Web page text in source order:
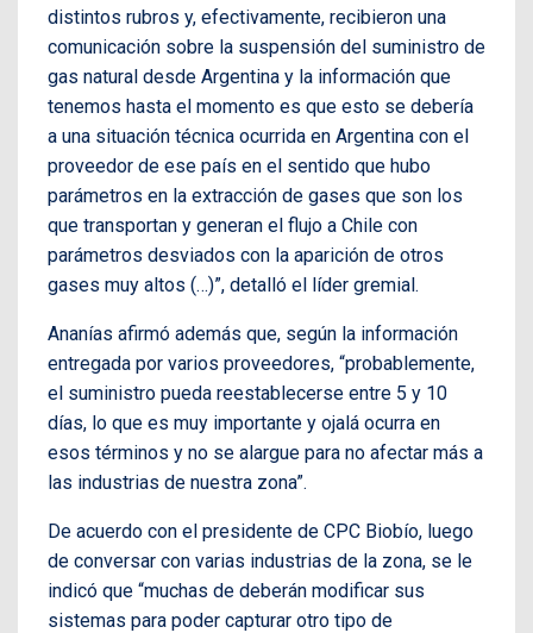
distintos rubros y, efectivamente, recibieron una
comunicación sobre la suspensión del suministro de
gas natural desde Argentina y la información que
tenemos hasta el momento es que esto se debería
a una situación técnica ocurrida en Argentina con el
proveedor de ese país en el sentido que hubo
parámetros en la extracción de gases que son los
que transportan y generan el flujo a Chile con
parámetros desviados con la aparición de otros
gases muy altos (…)”, detalló el líder gremial.
Ananías afirmó además que, según la información
entregada por varios proveedores, “probablemente,
el suministro pueda reestablecerse entre 5 y 10
días, lo que es muy importante y ojalá ocurra en
esos términos y no se alargue para no afectar más a
las industrias de nuestra zona”.
De acuerdo con el presidente de CPC Biobío, luego
de conversar con varias industrias de la zona, se le
indicó que “muchas de deberán modificar sus
sistemas para poder capturar otro tipo de